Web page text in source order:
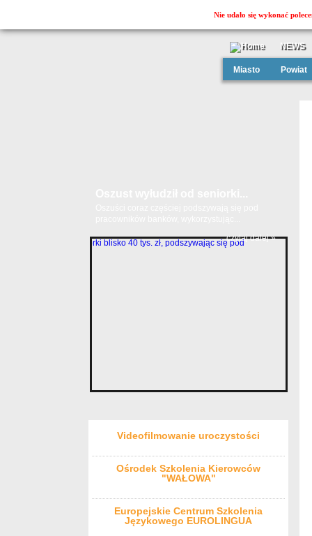
NEWS
Miasto Powiat
czytaj dalej »
Videofilmowanie uroczystości
Ośrodek Szkolenia Kierowców
"WAŁOWA"
Europejskie Centrum Szkolenia
Językowego EUROLINGUA
Nie udało się wykonać